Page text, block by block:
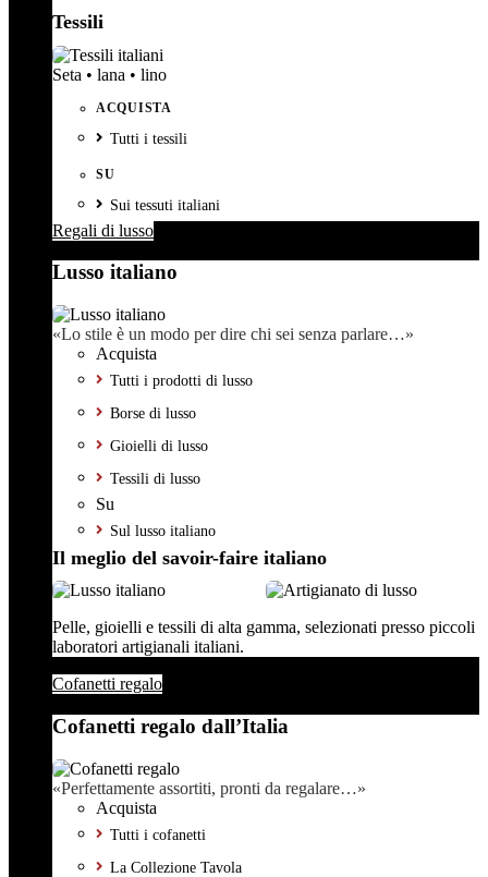
Tessili
Seta • lana • lino
ACQUISTA
Tutti i tessili
SU
Sui tessuti italiani
Regali di lusso
Lusso italiano
«Lo stile è un modo per dire chi sei senza parlare…»
Acquista
Tutti i prodotti di lusso
Borse di lusso
Gioielli di lusso
Tessili di lusso
Su
Sul lusso italiano
Il meglio del savoir-faire italiano
Pelle, gioielli e tessili di alta gamma, selezionati presso piccoli
laboratori artigianali italiani.
Cofanetti regalo
Cofanetti regalo dall’Italia
«Perfettamente assortiti, pronti da regalare…»
Acquista
Tutti i cofanetti
La Collezione Tavola